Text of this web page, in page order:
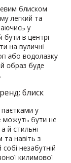
блиском
легкий та
у
в центрі
на вуличні
або водолазку
образ буде
блиск
у
можуть бути не
й стильні
та навіть з
незабутній
килимової